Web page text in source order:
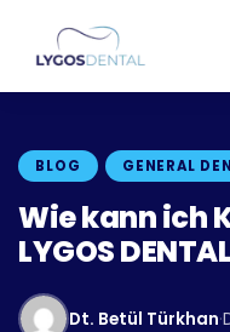
BLOG GENERAL
Wie kann ich
LYGOS DENTAL
Dt. Betül Türkhan·